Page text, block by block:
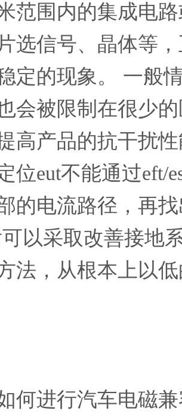
范围内的集成电
选信号、晶体等
定的现象。 一般
会被限制在很少
高产品的抗干扰
位eut不能通过eft/
的电流路径，再
以采取改善接地
法，从根本上以
何进行汽车电磁